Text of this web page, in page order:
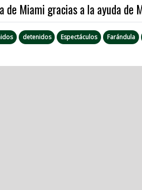
de Miami gracias a la ayuda de
detenidos Espectáculos Farándula